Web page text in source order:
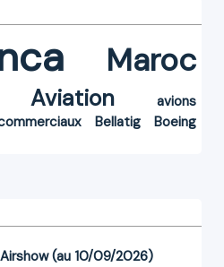
Maroc
Aviation
avions
Bellatig
Boeing
(au 10/09/2026)